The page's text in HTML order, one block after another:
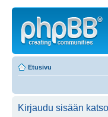
Etusivu
Kirjaudu sisään